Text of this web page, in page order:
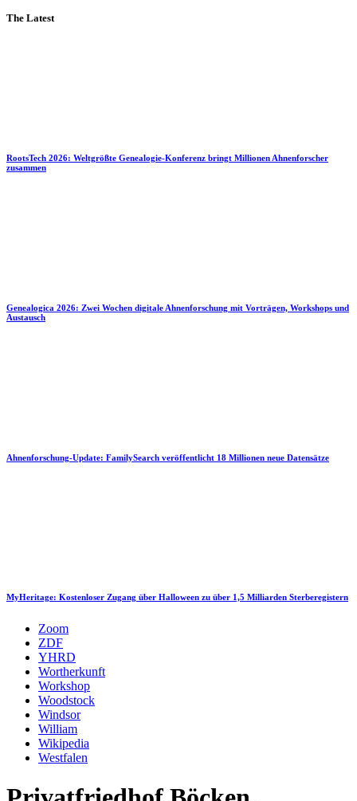
The Latest
RootsTech 2026: Weltgrößte Genealogie-Konferenz bringt Millionen Ahnenforscher
zusammen
Genealogica 2026: Zwei Wochen digitale Ahnenforschung mit Vorträgen, Workshops und
Austausch
Ahnenforschung-Update: FamilySearch veröffentlicht 18 Millionen neue Datensätze
MyHeritage: Kostenloser Zugang über Halloween zu über 1,5 Milliarden Sterberegistern
Zoom
ZDF
YHRD
Wortherkunft
Workshop
Woodstock
Windsor
William
Wikipedia
Westfalen